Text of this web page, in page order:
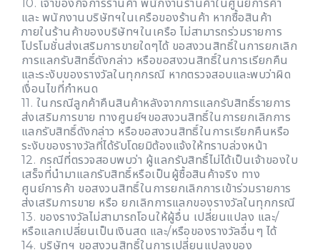
10. เจ้าของกิจการร้านค้า พนักงานร้านค้าในศูนย์การค้า
และ พนักงานบริษัทฯในเครือของร้านค้า หากซื้อสินค้า
ภายในร้านค้าของบริษัทฯในเครือ ไม่สามารถร่วมรายการ
โปรโมชั่นส่งเสริมการขายใดๆได้ ขอสงวนสิทธิ์ในการยกเลิก
การแลกรับสิทธิ์ดังกล่าว หรือขอสงวนสิทธิ์ในการเรียกคืน
และระงับของรางวัลในทุกกรณี หากตรวจสอบและพบว่าผิด
เงื่อนไขที่กำหนด
11. ในกรณีลูกค้าคืนสินค้าหลังจากการแลกรับสิทธิ์รายการ
ส่งเสริมการขาย ทางศูนย์ฯขอสงวนสิทธิ์ในการยกเลิกการ
แลกรับสิทธิ์ดังกล่าว หรือขอสงวนสิทธิ์ในการเรียกคืนหรือ
ระงับของรางวัลที่ได้รับโดยมิต้องแจ้งให้ทราบล่วงหน้า
12. กรณีที่ตรวจสอบพบว่า ผู้แลกรับสิทธิ์ไม่ได้เป็นเจ้าของใบ
เสร็จที่นำมาแลกรับสิทธิ์หรือเป็นผู้ซื้อสินค้าจริง ทาง
ศูนย์การค้า ขอสงวนสิทธิ์ในการยกเลิกการเข้าร่วมรายการ
ส่งเสริมการขาย หรือ ยกเลิกการแลกของรางวัลในทุกกรณี
13. ของรางวัลไม่สามารถโอนให้ผู้อื่น เปลี่ยนแปลง และ/
หรือแลกเปลี่ยนเป็นเงินสด และ/หรือของรางวัลอื่นๆ ได้
14. บริษัทฯ ขอสงวนสิทธิ์ในการเปลี่ยนแปลงของ